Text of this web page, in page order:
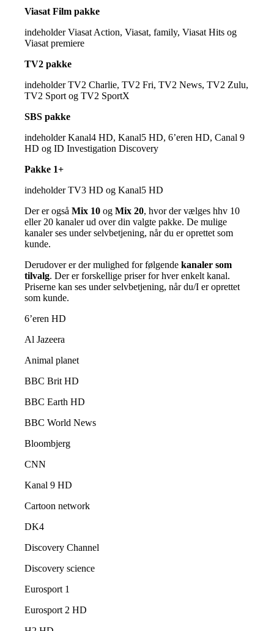
Viasat Film pakke
indeholder Viasat Action, Viasat, family, Viasat Hits og
Viasat premiere
TV2 pakke
indeholder TV2 Charlie, TV2 Fri, TV2 News, TV2 Zulu,
TV2 Sport og TV2 SportX
SBS pakke
indeholder Kanal4 HD, Kanal5 HD, 6’eren HD, Canal 9
HD og ID Investigation Discovery
Pakke 1+
indeholder TV3 HD og Kanal5 HD
Der er ogsåMix 10 ogMix 20, hvor der vælges hhv 10
eller 20 kanaler ud over din valgte pakke. De mulige
kanaler ses under selvbetjening, når du er oprettet som
kunde.
Derudover er der mulighed for følgende kanaler som
tilvalg. Der er forskellige priser for hver enkelt kanal.
Priserne kan ses under selvbetjening, når du/I er oprettet
som kunde.
6’eren HD
Al Jazeera
Animal planet
BBC Brit HD
BBC Earth HD
BBC World News
Bloombjerg
CNN
Kanal 9 HD
Cartoon network
DK4
Discovery Channel
Discovery science
Eurosport 1
Eurosport 2 HD